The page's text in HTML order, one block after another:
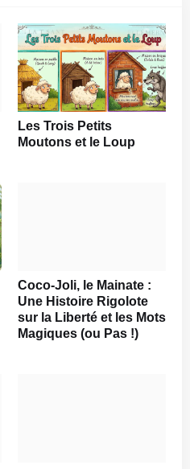
Les Trois Petits
Moutons et le Loup
Coco-Joli, le Mainate :
Une Histoire Rigolote
sur la Liberté et les Mots
Magiques (ou Pas !)